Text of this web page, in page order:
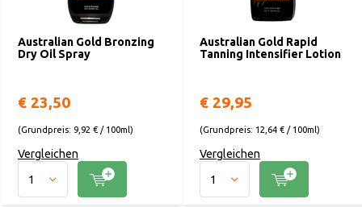
Australian Gold Bronzing
Dry Oil Spray
€ 23,50
(Grundpreis: 9,92 € / 100ml)
Vergleichen
Australian Gold Rapid
Tanning Intensifier Lotion
€ 29,95
(Grundpreis: 12,64 € / 100ml)
Vergleichen